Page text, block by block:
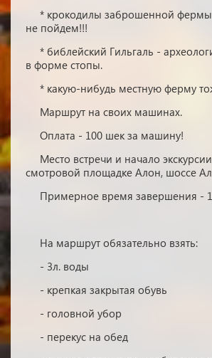
* крокодилы заброшенной
не пойдем!!!
* библейский Гильгаль -
в форме стопы.
* какую-нибудь местную ферму
Маршрут на своих машинах.
Оплата - 100 шек за машину!
Место встречи и начало
смотровой площадке Алон, шоссе
Примерное время завершения -
На маршрут обязательно взять:
- 3л. воды
- крепкая закрытая обувь
- головной убор
- перекус на обед